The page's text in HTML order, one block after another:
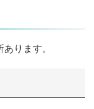
ります。